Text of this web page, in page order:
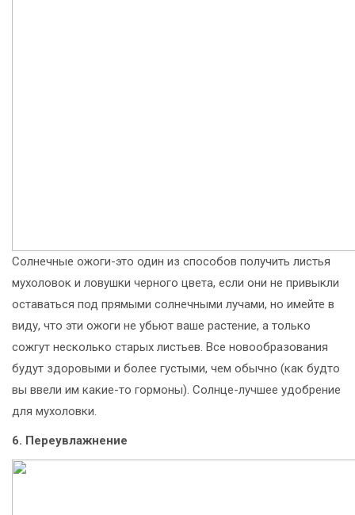
Солнечные ожоги-это один из способов получить листья
мухоловок и ловушки черного цвета, если они не привыкли
оставаться под прямыми солнечными лучами, но имейте в
виду, что эти ожоги не убьют ваше растение, а только
сожгут несколько старых листьев. Все новообразования
будут здоровыми и более густыми, чем обычно (как будто
вы ввели им какие-то гормоны). Солнце-лучшее удобрение
для мухоловки.
6. Переувлажнение